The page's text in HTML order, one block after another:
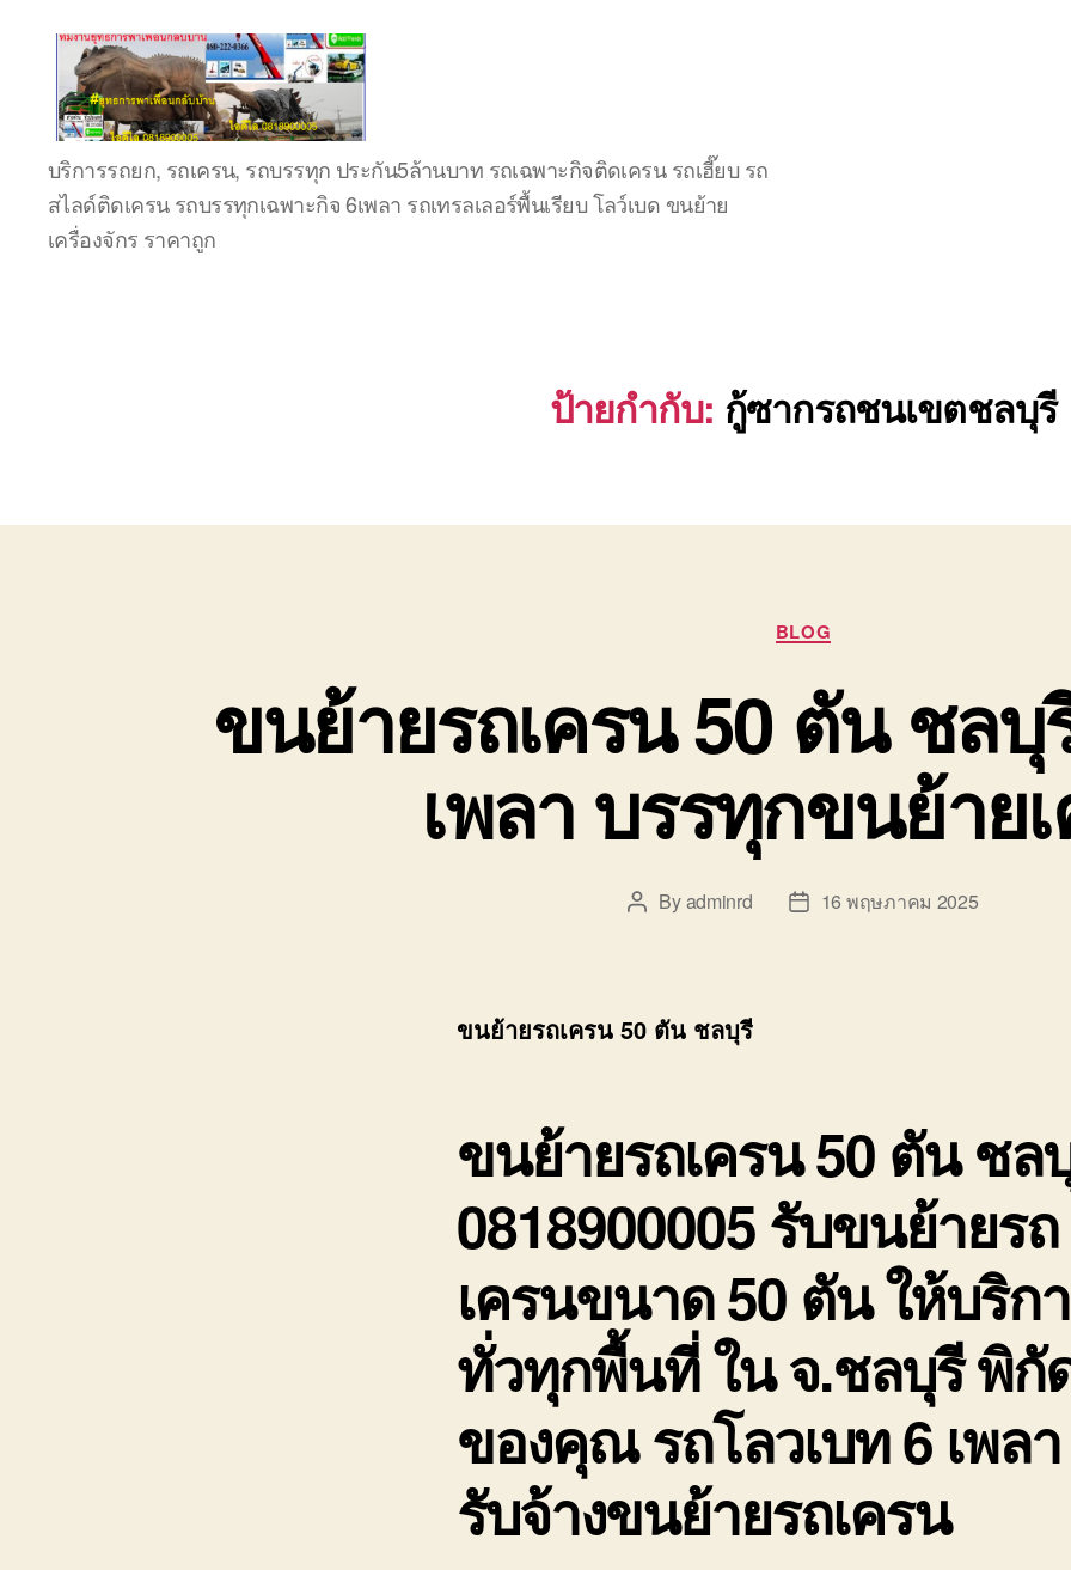
ชลบุรี
รถ
เครน
ยก
ของ
บริการรถยก, รถเครน, รถบรรทุก ประกัน5ล้านบาท รถเฉพาะกิจติดเครน รถเฮี๊ยบ รถ
สไลด์ติดเครน รถบรรทุกเฉพาะกิจ 6เพลา รถเทรลเลอร์พื้นเรียบ โลว์เบด ขนย้าย
เครื่องจักร ราคาถูก
ป้ายกำกับ: กู้ซากรถชนเขตชลบุรี
Categories
BLOG
ขนย้ายรถเครน 50 ตัน ชลบุ
เพลา บรรทุกขนย้าย
Post
Byadminrd
Post16 พฤษภาคม 2025
ขนย้ายรถเครน 50 ตัน ชลบุรี
ขนย้ายรถเครน 50 ตัน ชล
0818900005 รับขนย้ายรถ
เครนขนาด 50 ตัน ให้บริก
ทั่วทุกพื้นที่ ใน จ.ชลบุรี พิกั
ของคุณ รถโลวเบท 6 เพลา
รับจ้างขนย้ายรถเครน